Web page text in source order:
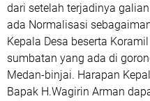
dari setelah terjadinya
ada Normalisasi
Kepala Desa beserta
sumbatan yang ada di
Medan-binjai. Harapan
Bapak H.Wagirin Arman